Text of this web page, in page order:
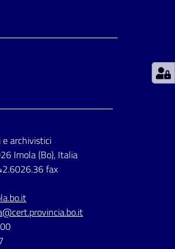
archivistici
Imola (Bo), Italia
fax